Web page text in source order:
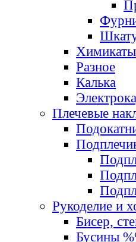
Химикаты
Разное
Калька
Плечевые
Рукоделие и
Бисер,
Бусины